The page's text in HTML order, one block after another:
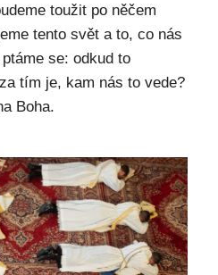
toužit po něčem
tento svět a to, co nás
se: odkud to
tím je, kam nás to vede?
Boha.